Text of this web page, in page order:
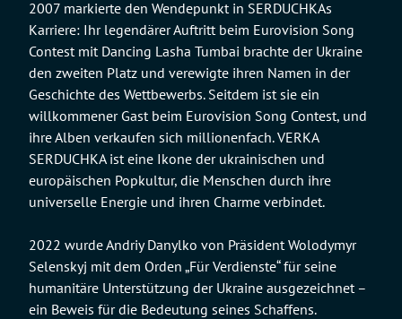
2007 markierte den Wendepunkt in SERDUCHKAs
Karriere: Ihr legendärer Auftritt beim Eurovision Song
Contest mit Dancing Lasha Tumbai brachte der Ukraine
den zweiten Platz und verewigte ihren Namen in der
Geschichte des Wettbewerbs. Seitdem ist sie ein
willkommener Gast beim Eurovision Song Contest, und
ihre Alben verkaufen sich millionenfach. VERKA
SERDUCHKA ist eine Ikone der ukrainischen und
europäischen Popkultur, die Menschen durch ihre
universelle Energie und ihren Charme verbindet.
2022 wurde Andriy Danylko von Präsident Wolodymyr
Selenskyj mit dem Orden „Für Verdienste“ für seine
humanitäre Unterstützung der Ukraine ausgezeichnet –
ein Beweis für die Bedeutung seines Schaffens.